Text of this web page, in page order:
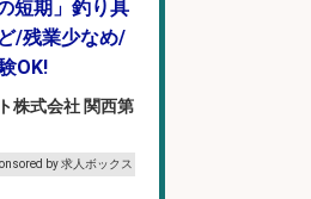
短期」釣り具
/残業少なめ/
OK!
株式会社 関西第
by 求人ボックス